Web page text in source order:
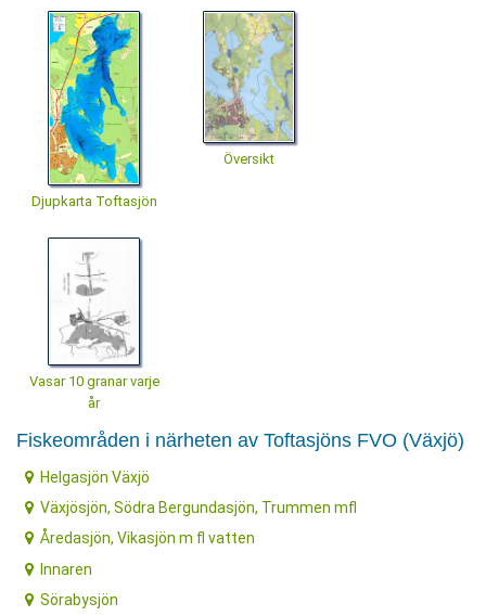
Djupkarta Toftasjön
Översikt
Vasar 10 granar varje
år
Fiskeområden i närheten av Toftasjöns FVO (Växjö)
Helgasjön Växjö
Växjösjön, Södra Bergundasjön, Trummen mfl
Åredasjön, Vikasjön m fl vatten
Innaren
Sörabysjön